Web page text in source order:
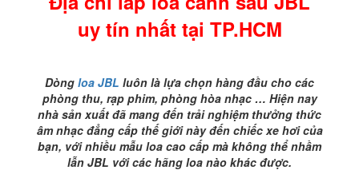
TP.HCM
uy tín nhất tại TP.HCM
Dòng loa JBL luôn là lựa chọn hàng đầu cho các
phòng thu, rạp phim, phòng hòa nhạc … Hiện nay
nhà sản xuất đã mang đến trải nghiệm thưởng thức
âm nhạc đẳng cấp thế giới này đến chiếc xe hơi của
bạn, với nhiều mẫu loa cao cấp mà không thể nhầm
lẫn JBL với các hãng loa nào khác được.